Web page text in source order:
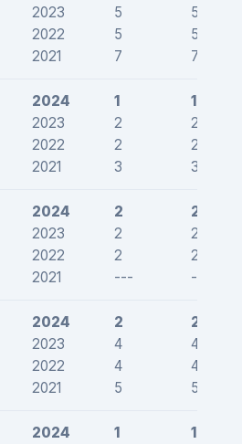
2023
2022
2021
5
5
7
5
5
7
2024
2023
2022
2021
1
2
2
3
1
2
2
3
2024
2023
2022
2021
2
2
2
---
2
2
2
---
2024
2023
2022
2021
2
4
4
5
2
4
4
5
2024
1
1